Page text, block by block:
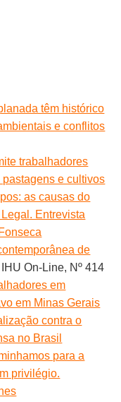
têm histórico
e conflitos
trabalhadores
e cultivos
as causas do
Entrevista
de
On-Line, Nº 414
em
em Minas Gerais
contra o
no Brasil
para a
privilégio.